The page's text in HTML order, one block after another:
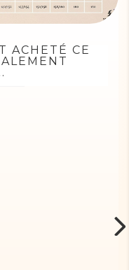
ACHETÉ CE